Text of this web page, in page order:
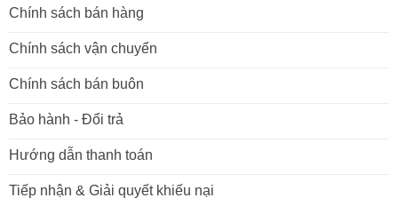
Chính sách bán hàng
Chính sách vận chuyển
Chính sách bán buôn
Bảo hành - Đổi trả
Hướng dẫn thanh toán
Tiếp nhận & Giải quyết khiếu nại